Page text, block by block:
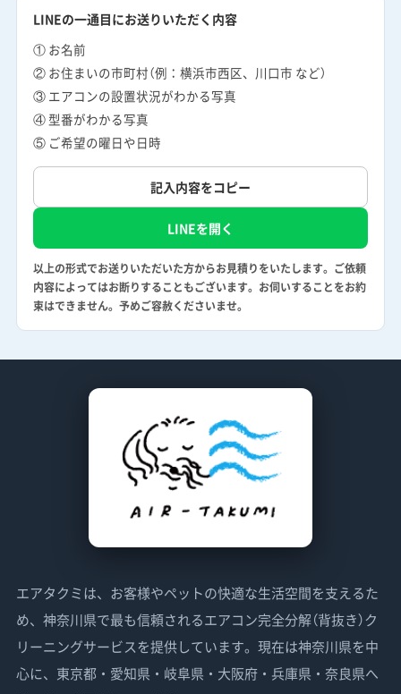
LINEの一通目にお送りいただく内容
① お名前
② お住まいの市町村（例：横浜市西区、川口市 など）
③ エアコンの設置状況がわかる写真
④ 型番がわかる写真
⑤ ご希望の曜日や日時
記入内容をコピー
LINEを開く
以上の形式でお送りいただいた方からお見積りをいたします。ご依頼
内容によってはお断りすることもございます。お伺いすることをお約
束はできません。予めご容赦くださいませ。
エアタクミは、お客様やペットの快適な生活空間を支えるた
め、神奈川県で最も信頼されるエアコン完全分解（背抜き）ク
リーニングサービスを提供しています。現在は神奈川県を中
心に、東京都・愛知県・岐阜県・大阪府・兵庫県・奈良県へ